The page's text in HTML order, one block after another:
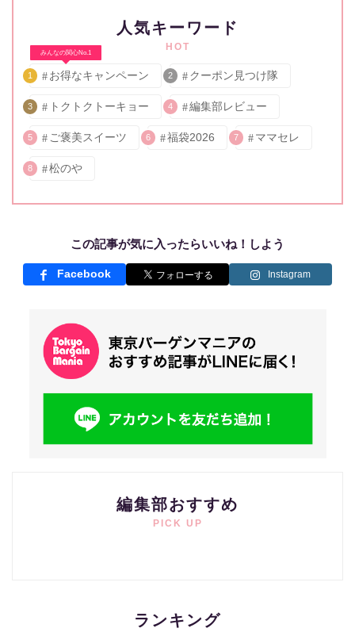
人気キーワード
HOT
みんなの関心No.1
1 お得なキャンペーン 2 クーポン見つけ隊
3 トクトクトーキョー 4 編集部レビュー
5 ご褒美スイーツ 6 福袋2026 7 ママセレ
8 松のや
この記事が気に入ったらいいね！しよう
Facebook Instagram
編集部おすすめ
PICK UP
ランキング